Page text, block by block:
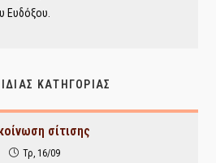
Ευδόξου.
ΚΑΤΗΓΟΡΊΑΣ
σίτισης
Τρ, 16/09